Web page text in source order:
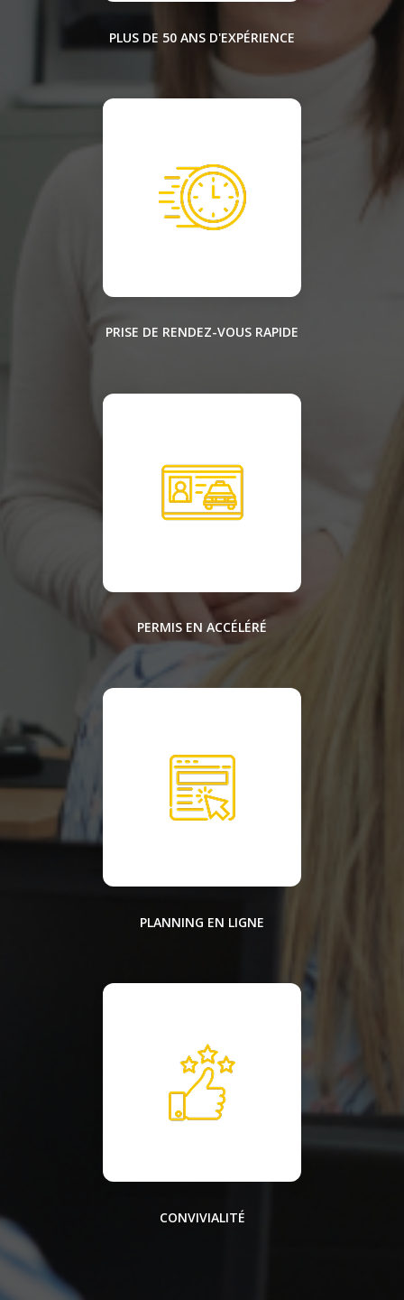
PLUS DE 50 ANS D'EXPÉRIENCE
PRISE DE RENDEZ-VOUS RAPIDE
PERMIS EN ACCÉLÉRÉ
PLANNING EN LIGNE
CONVIVIALITÉ